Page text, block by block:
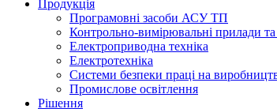
Продукція
Програмовні засоби АСУ ТП
Контрольно-вимірювальні прилади та
Електроприводна техніка
Електротехніка
Системи безпеки праці на
Промислове освітлення
Рішення